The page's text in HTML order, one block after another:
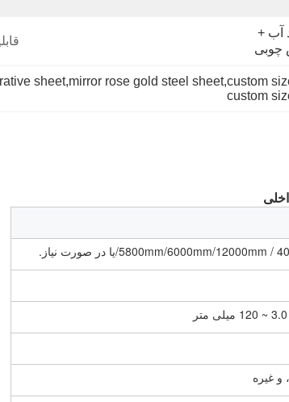
چوبی
sheet,mirror rose gold steel sheet,custom
custom